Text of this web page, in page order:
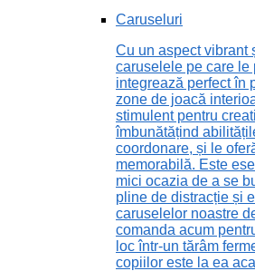
Caruseluri
Cu un aspect vibrant
caruselele pe care le
integrează perfect în
zone de joacă
stimulent pentru
îmbunătățind
coordonare, și le
memorabilă. Este
mici ocazia de a se
pline de distracție și
caruselelor noastre
comanda acum
loc într-un tărâm
copiilor este la ea